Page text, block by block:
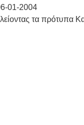
01-2004
τα πρότυπα